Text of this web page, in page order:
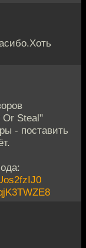
Or Steal"
- поставить